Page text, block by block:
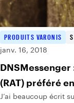
PRODUITS VARONIS
janv. 16, 2018
DNSMessenger
(RAT) préféré
J’ai beaucoup écrit